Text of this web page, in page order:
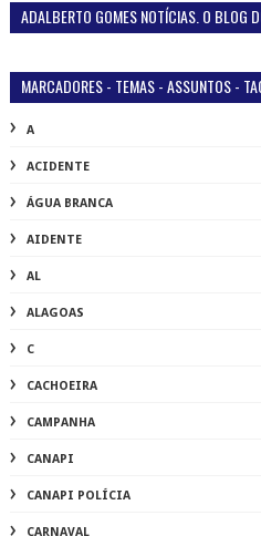
ADALBERTO GOMES NOTÍCIAS. O BLOG
MARCADORES - TEMAS - ASSUNTOS -
A
ACIDENTE
ÁGUA BRANCA
AIDENTE
AL
ALAGOAS
C
CACHOEIRA
CAMPANHA
CANAPI
CANAPI POLÍCIA
CARNAVAL